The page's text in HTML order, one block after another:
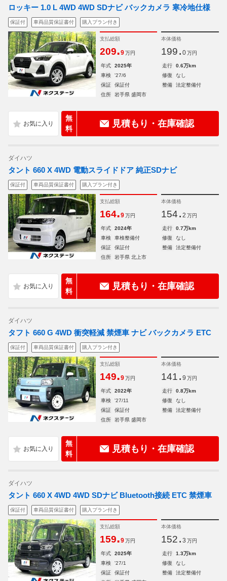
ロッキー 1.0 L 4WD 4WD SDナビ バックカメラ 寒冷地仕様
保証付 車両品質保証書付 購入プラン付き
支払総額
209.9 万円
本体価格
199. 0 万円
年式 2025年 走行
0.6万km
車検
'27/6 修復
なし
保証
保証付 整備
法定整備付
住所
岩手県 盛岡市
無
料
見積もり・在庫確認
ダイハツ
タント 660 X 4WD 電動スライドドア 純正SDナビ
保証付 車両品質保証書付 購入プラン付き
支払総額
164.9 万円
本体価格
154. 2 万円
年式 2024年 走行
0.7万km
車検
車検整備付 修復
なし
保証
保証付 整備
法定整備付
住所
岩手県 北上市
無
料
見積もり・在庫確認
ダイハツ
タフト 660 G 4WD 衝突軽減 禁煙車 ナビ バックカメラ ETC
保証付 車両品質保証書付 購入プラン付き
支払総額
149.9 万円
本体価格
141. 9 万円
年式 2022年 走行
0.8万km
車検
'27/11 修復
なし
保証
保証付 整備
法定整備付
住所
岩手県 盛岡市
無
料
見積もり・在庫確認
ダイハツ
タント 660 X 4WD 4WD SDナビ Bluetooth接続 ETC 禁煙車
保証付 車両品質保証書付 購入プラン付き
支払総額
159.9 万円
本体価格
152. 3 万円
年式 2025年 走行
1.3万km
車検
'27/1 修復
なし
保証
保証付 整備
法定整備付